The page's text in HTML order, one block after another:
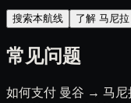
搜索本航线 了解 马尼拉
常见问题
如何支付 曼谷 → 马尼